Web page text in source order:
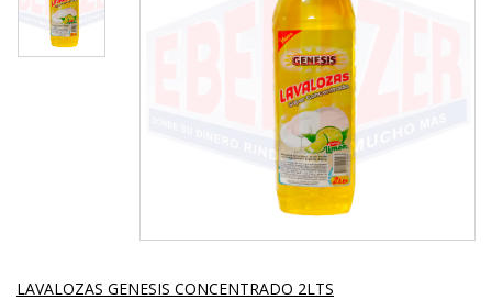
LAVALOZAS GENESIS CONCENTRADO 2LTS